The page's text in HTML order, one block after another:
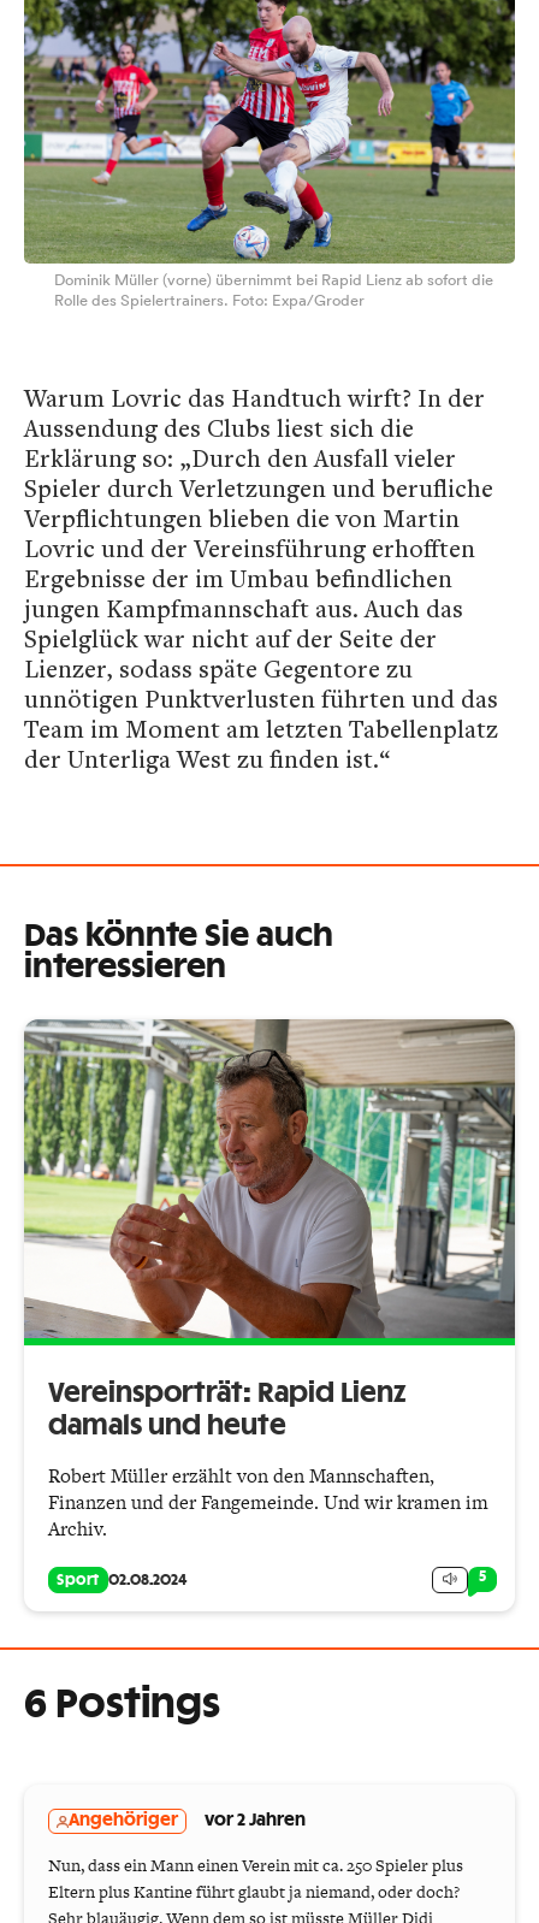
Dominik Müller (vorne) übernimmt bei Rapid Lienz ab sofort die
Rolle des Spielertrainers. Foto: Expa/Groder
Warum Lovric das Handtuch wirft? In der
Aussendung des Clubs liest sich die
Erklärung so: „Durch den Ausfall vieler
Spieler durch Verletzungen und berufliche
Verpflichtungen blieben die von Martin
Lovric und der Vereinsführung erhofften
Ergebnisse der im Umbau befindlichen
jungen Kampfmannschaft aus. Auch das
Spielglück war nicht auf der Seite der
Lienzer, sodass späte Gegentore zu
unnötigen Punktverlusten führten und das
Team im Moment am letzten Tabellenplatz
der Unterliga West zu finden ist.“
Das könnte Sie auch
interessieren
Vereinsporträt: Rapid Lienz
damals und heute
Robert Müller erzählt von den Mannschaften,
Finanzen und der Fangemeinde. Und wir kramen im
Archiv.
Sport 02.08.2024 5
6 Postings
Angehöriger vor 2 Jahren
Nun, dass ein Mann einen Verein mit ca. 250 Spieler plus
Eltern plus Kantine führt glaubt ja niemand, oder doch?